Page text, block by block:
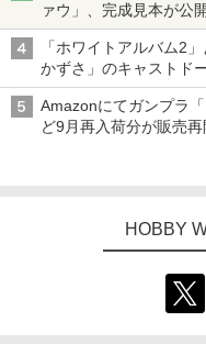
ァウ」、完成見本が公
「ホワイトアルバム2
かずさ」のキャストド
にて展示中
Amazonにてガンプラ
ど9月再入荷分が販売再
HOBBY